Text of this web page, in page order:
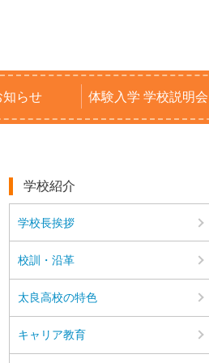
知らせ 体験入学 学校説明会
学校紹介
学校長挨拶
校訓・沿革
太良高校の特色
キャリア教育